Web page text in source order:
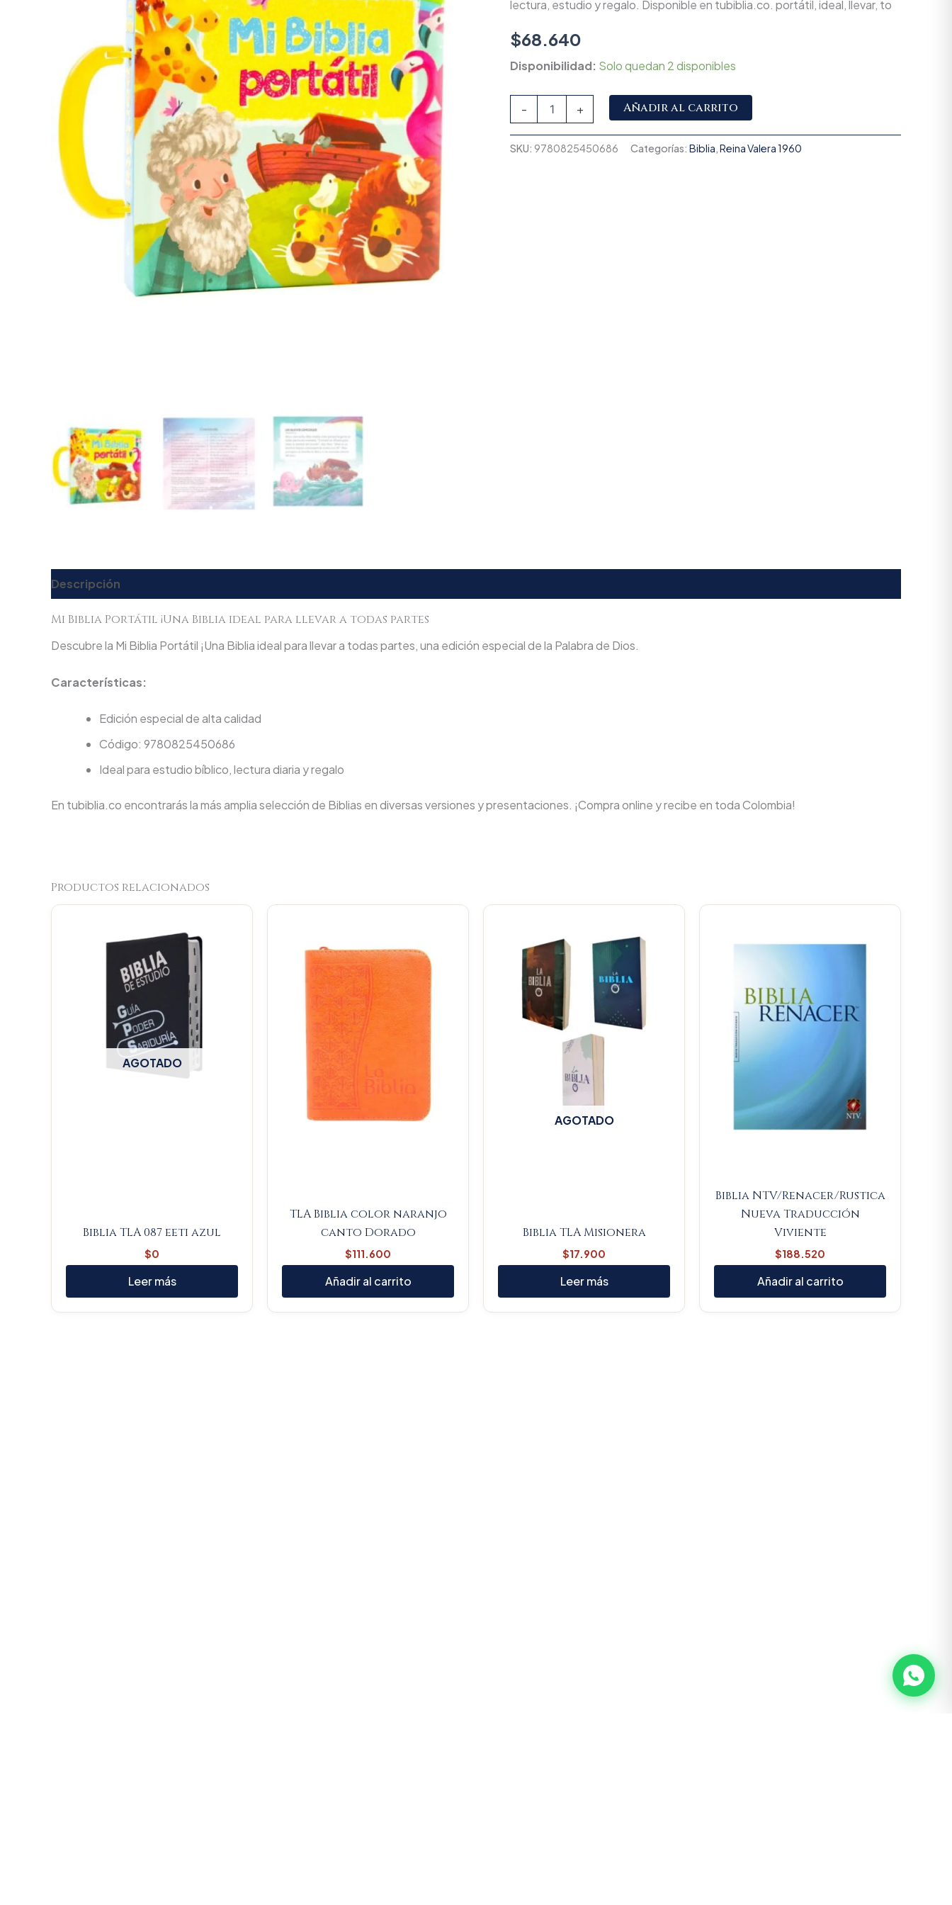
lectura, estudio y regalo. Disponible en tubiblia.co. portátil, ideal, llevar, to
$68.640
Disponibilidad: Solo quedan 2 disponibles
- + Añadir al carrito
SKU: 9780825450686 Categorías: Biblia,Reina Valera 1960
Descripción
Mi Biblia Portátil ¡Una Biblia ideal para llevar a todas partes
Descubre la Mi Biblia Portátil ¡Una Biblia ideal para llevar a todas partes, una edición especial de la Palabra de Dios.
Características:
Edición especial de alta calidad
Código: 9780825450686
Ideal para estudio bíblico, lectura diaria y regalo
En tubiblia.co encontrarás la más amplia selección de Biblias en diversas versiones y presentaciones. ¡Compra online y recibe en toda Colombia!
Productos relacionados
AGOTADO
Biblia TLA 087 eeti azul
$0
Leer más
TLA Biblia color naranjo
canto Dorado
$111.600
Añadir al carrito
AGOTADO
Biblia TLA Misionera
$17.900
Leer más
Biblia NTV/Renacer/Rustica
Nueva Traducción
Viviente
$188.520
Añadir al carrito